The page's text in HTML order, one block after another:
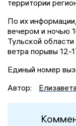
территории
По их
вечером и ночью
Тульской
ветра порывы 12-
Единый номер
Автор: